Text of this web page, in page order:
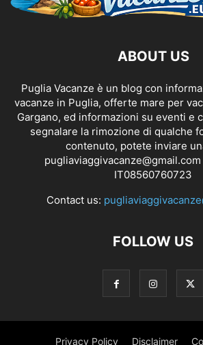
ABOUT US
Puglia Vacanze è un blog con
vacanze in Puglia, offerte mare per
Gargano, ed informazioni su eventi e
segnalare la rimozione di qualche
contenuto, potete inviare
pugliaviaggivacanze@gmail.com
IT08560760723
Contact us:
FOLLOW US
Privacy Policy Disclaimer